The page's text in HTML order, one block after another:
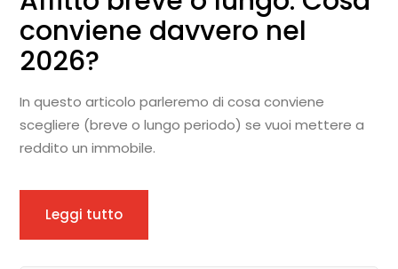
conviene davvero nel
2026?
In questo articolo parleremo di cosa conviene
scegliere (breve o lungo periodo) se vuoi mettere a
reddito un immobile.
Leggi tutto